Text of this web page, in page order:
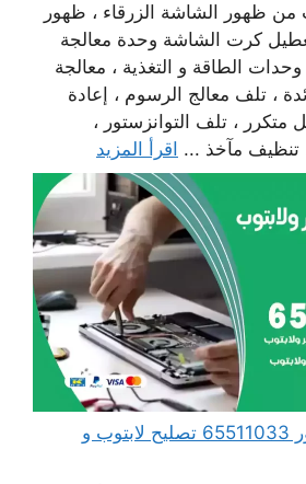
من ظهور الشاشة الزرقاء ، ظهور
كرت الشاشة وحدة معالجة
الطاقة و التغذية ، معالجة
، تلف معالج الرسوم ، إعادة
متكرر ، تلف التوانزستور ،
تنظيف مآخذ ... اقرأ المزيد
مهندس كمبيوتر الزور 65511033 تصليح لابتوب و